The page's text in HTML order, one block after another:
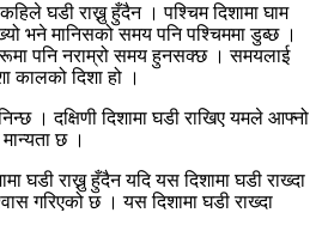
घडी राख्नु हुँदैन । पश्चिम दिशामा घाम
भने मानिसको समय पनि पश्चिममा डुब्छ ।
पनि नराम्रो समय हुनसक्छ । समयलाई
कालको दिशा हो ।
। दक्षिणी दिशामा घडी राखिए यमले आफ्नो
छ ।
घडी राख्नु हुँदैन यदि यस दिशामा घडी राख्दा
गरिएको छ । यस दिशामा घडी राख्दा